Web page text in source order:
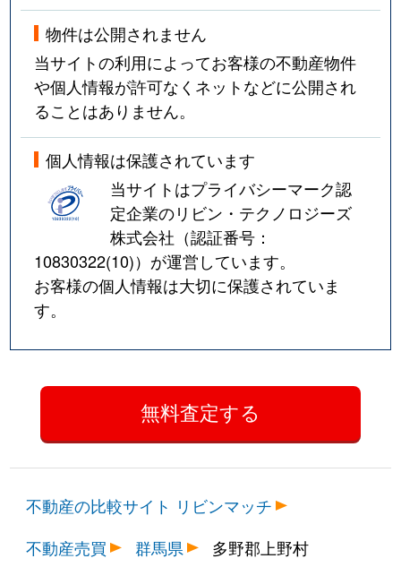
物件は公開されません
当サイトの利用によってお客様の不動産物件
や個人情報が許可なくネットなどに公開され
ることはありません。
個人情報は保護されています
当サイトはプライバシーマーク認
定企業のリビン・テクノロジーズ
株式会社（認証番号：
10830322(10)）が運営しています。
お客様の個人情報は大切に保護されていま
す。
不動産の比較サイト リビンマッチ
不動産売買
群馬県 多野郡上野村